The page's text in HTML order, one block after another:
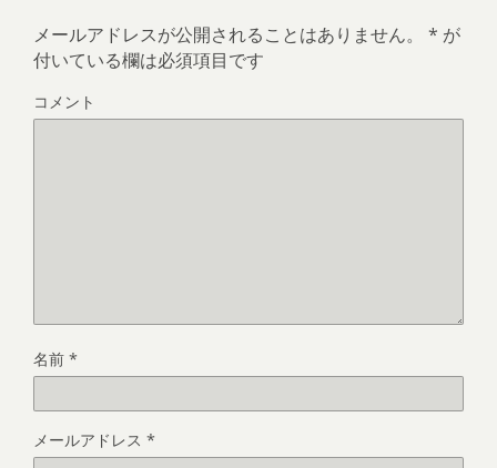
メールアドレスが公開されることはありません。 * が
付いている欄は必須項目です
コメント
名前 *
メールアドレス *